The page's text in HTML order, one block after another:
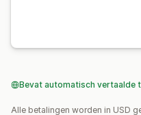
Bulkuitbetalingen
Bevat automatisch vertaalde
Alle betalingen worden in USD